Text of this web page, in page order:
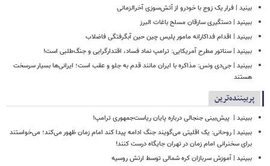
بینید | فرار یک زوج با خودرو از آتش‌سوزی آخرالزمانی
ببینید | دستگیری سارقان مسلح باغات البرز
ببینید | اقدام فداکارانه مامور پلیس چین حین آبگرفتگی فاضلاب
ببینید | سناتور مطرح آمریکایی: ترامپ نماد فساد، اقتدارگرایی و جنگ‌طلبی است!
ببینید | جی‌دی ونس: مذاکره با ایران مانند قدم به جلو و عقب است؛ ایرانی‌ها بسیار سرسخت
هستند
پربیننده‌ترین
ببینید | ‏ پیش‌بینی جنجالی درباره پایان ریاست‌جمهوری ترامپ!
ببینید | روحانی: یک اقلیتی می‌گویند جنگ ادامه پیدا کند امام زمان ظهور می‌کند؛ می‌خواستند
برای سخنرانی امام زمان در تهران جایگاه درست کنند!
ببینید | آموزش سربازان کره شمالی توسط ارتش روسیه